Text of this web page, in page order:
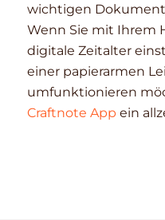
wichtigen
Wenn Sie mit Ihrem
digitale Zeitalter
einer papierarmen
umfunktionieren
Craftnote App ein